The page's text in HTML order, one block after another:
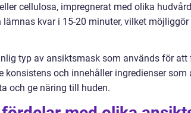
cellulosa, impregnerat med olika
kvar i 15-20 minuter, vilket
typ av ansiktsmask som används för
konsistens och innehåller ingredienser som
och ge näring till huden.